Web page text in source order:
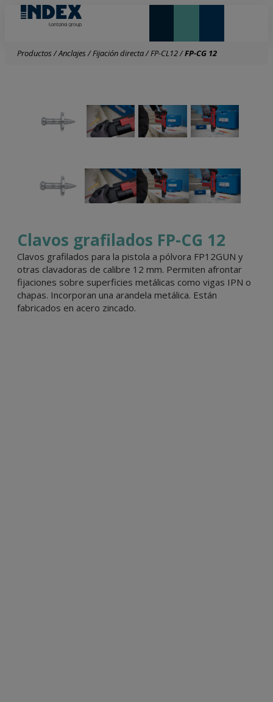
Productos/Anclajes/Fijación directa/FP-CL12/FP-CG 12
Clavos grafilados FP-CG 12
Clavos grafilados para la pistola a pólvora FP12GUN y
otras clavadoras de calibre 12 mm. Permiten afrontar
fijaciones sobre superficies metálicas como vigas IPN o
chapas. Incorporan una arandela metálica. Están
fabricados en acero zincado.